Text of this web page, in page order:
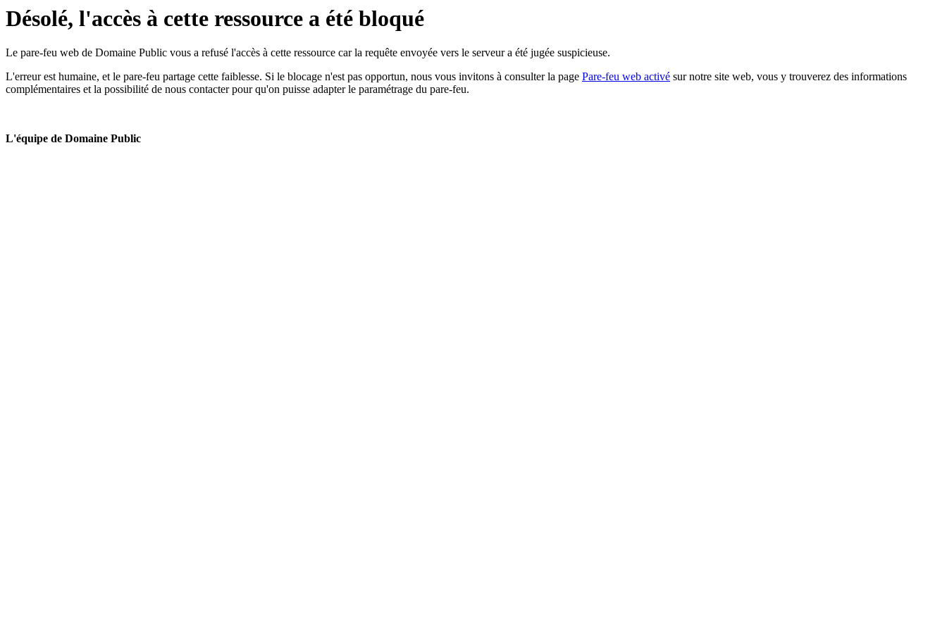
Désolé, l'accès à cette ressource a été bloqué
Le pare-feu web de Domaine Public vous a refusé l'accès à cette ressource car la requête envoyée vers le serveur a été jugée suspicieuse.
L'erreur est humaine, et le pare-feu partage cette faiblesse. Si le blocage n'est pas opportun, nous vous invitons à consulter la page Pare-feu web activé sur notre site web, vous y trouverez des informations
complémentaires et la possibilité de nous contacter pour qu'on puisse adapter le paramétrage du pare-feu.
L'équipe de Domaine Public